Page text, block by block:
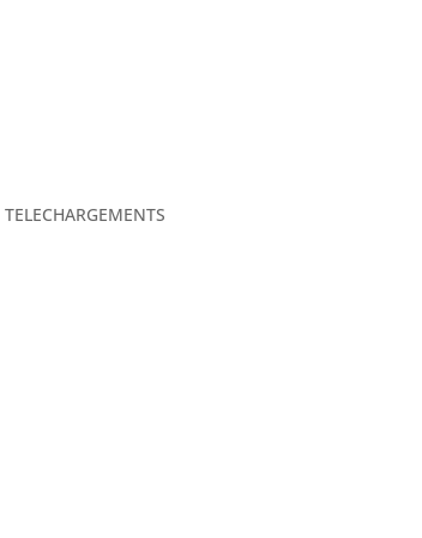
TELECHARGEMENTS